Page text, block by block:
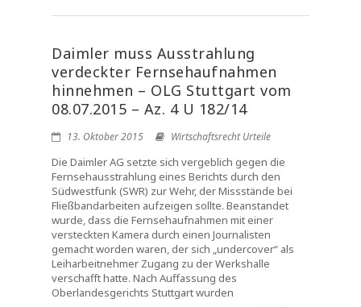
Daimler muss Ausstrahlung
verdeckter Fernsehaufnahmen
hinnehmen – OLG Stuttgart vom
08.07.2015 – Az. 4 U 182/14
13. Oktober 2015 Wirtschaftsrecht Urteile
Die Daimler AG setzte sich vergeblich gegen die
Fernsehausstrahlung eines Berichts durch den
Südwestfunk (SWR) zur Wehr, der Missstände bei
Fließbandarbeiten aufzeigen sollte. Beanstandet
wurde, dass die Fernsehaufnahmen mit einer
versteckten Kamera durch einen Journalisten
gemacht worden waren, der sich „undercover“ als
Leiharbeitnehmer Zugang zu der Werkshalle
verschafft hatte. Nach Auffassung des
Oberlandesgerichts Stuttgart wurden